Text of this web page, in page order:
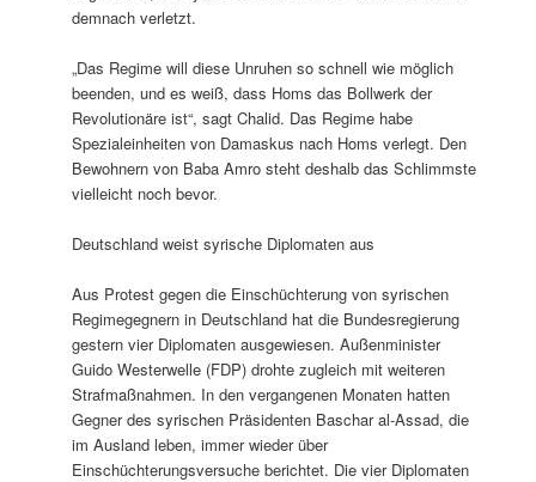
demnach verletzt.
„Das Regime will diese Unruhen so schnell wie möglich
beenden, und es weiß, dass Homs das Bollwerk der
Revolutionäre ist“, sagt Chalid. Das Regime habe
Spezialeinheiten von Damaskus nach Homs verlegt. Den
Bewohnern von Baba Amro steht deshalb das Schlimmste
vielleicht noch bevor.
Deutschland weist syrische Diplomaten aus
Aus Protest gegen die Einschüchterung von syrischen
Regimegegnern in Deutschland hat die Bundesregierung
gestern vier Diplomaten ausgewiesen. Außenminister
Guido Westerwelle (FDP) drohte zugleich mit weiteren
Strafmaßnahmen. In den vergangenen Monaten hatten
Gegner des syrischen Präsidenten Baschar al-Assad, die
im Ausland leben, immer wieder über
Einschüchterungsversuche berichtet. Die vier Diplomaten